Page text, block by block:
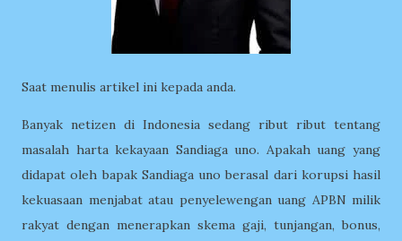
Saat menulis artikel ini kepada anda.
Banyak netizen di Indonesia sedang ribut ribut tentang
masalah harta kekayaan Sandiaga uno. Apakah uang yang
didapat oleh bapak Sandiaga uno berasal dari korupsi hasil
kekuasaan menjabat atau penyelewengan uang APBN milik
rakyat dengan menerapkan skema gaji, tunjangan, bonus,